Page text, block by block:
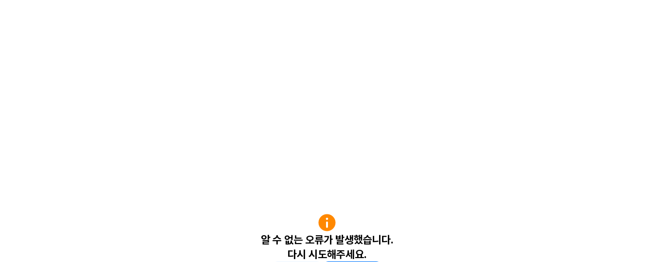
알 수 없는 오류가 발생했습니다.
다시 시도해주세요.